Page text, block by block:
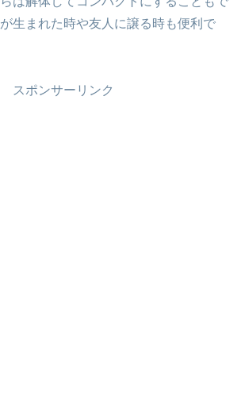
生まれた時や友人に譲る時も便利で
スポンサーリンク